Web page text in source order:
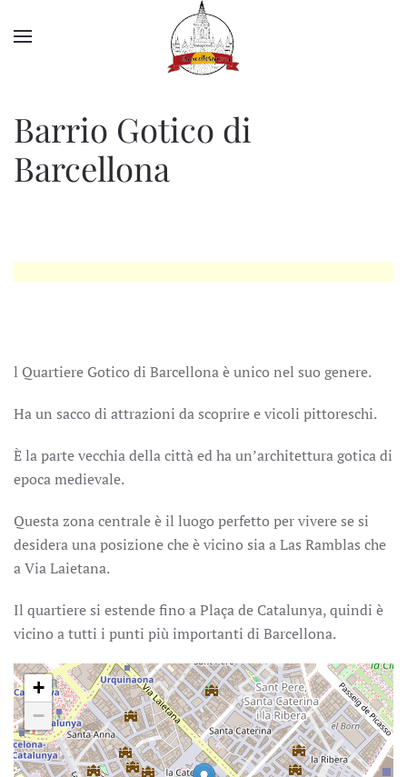
Barrio Gotico di
Barcellona
l Quartiere Gotico di Barcellona è unico nel suo genere.
Ha un sacco di attrazioni da scoprire e vicoli pittoreschi.
È la parte vecchia della città ed ha un’architettura gotica di
epoca medievale.
Questa zona centrale è il luogo perfetto per vivere se si
desidera una posizione che è vicino sia a Las Ramblas che
a Via Laietana.
Il quartiere si estende fino a Plaça de Catalunya, quindi è
vicino a tutti i punti più importanti di Barcellona.
+
−